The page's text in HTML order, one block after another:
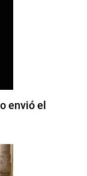
envió el